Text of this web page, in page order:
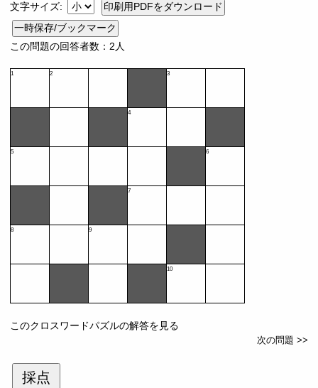
文字サイズ:
一時保存/ブックマーク
この問題の回答者数：2人
1 2 3
4
5 6
7
8 9
10
このクロスワードパズルの解答を見る
次の問題 >>
採点